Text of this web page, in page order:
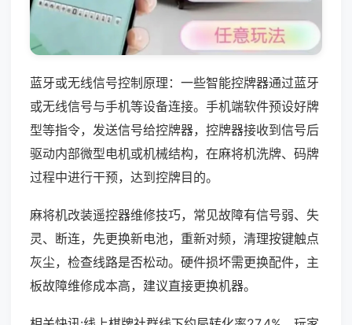
蓝牙或无线信号控制原理：一些智能控牌器通过蓝牙
或无线信号与手机等设备连接。手机端软件预设好牌
型等指令，发送信号给控牌器，控牌器接收到信号后
驱动内部微型电机或机械结构，在麻将机洗牌、码牌
过程中进行干预，达到控牌目的。
麻将机改装遥控器维修技巧，常见故障有信号弱、失
灵、断连，先更换新电池，重新对频，清理按键触点
灰尘，检查线路是否松动。硬件损坏需更换配件，主
板故障维修成本高，建议直接更换机器。